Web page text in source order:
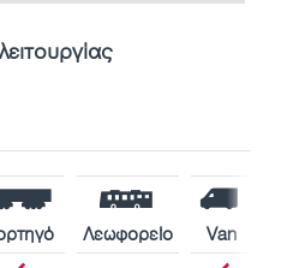
Λεωφορείο
Van